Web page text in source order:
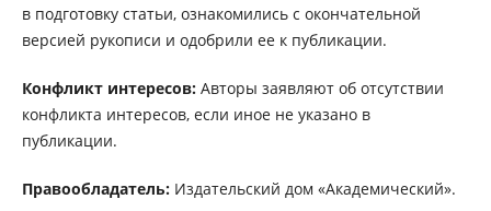
в подготовку статьи, ознакомились с окончательной
версией рукописи и одобрили ее к публикации.
Конфликт интересов:Авторы заявляют об отсутствии
конфликта интересов, если иное не указано в
публикации.
Правообладатель:Издательский дом «Академический».